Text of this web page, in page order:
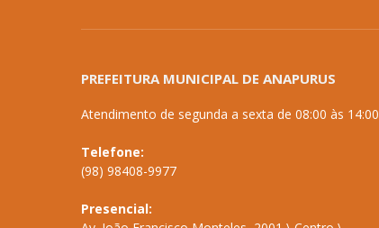
PREFEITURA MUNICIPAL DE ANAPURUS
Atendimento de segunda a sexta de 08:00 às 14:00
Telefone:
(98) 98408-9977
Presencial: